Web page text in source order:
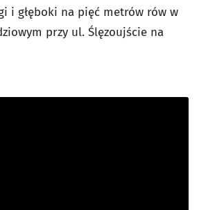
i głęboki na pięć metrów rów w
przy ul. Ślęzoujście na